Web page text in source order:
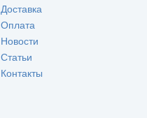
Доставка
Оплата
Новости
Статьи
Контакты